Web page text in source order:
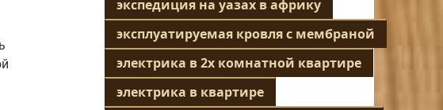
экспедиция на уазах в африку
эксплуатируемая кровля с мембраной
электрика в 2х комнатной квартире
электрика в квартире